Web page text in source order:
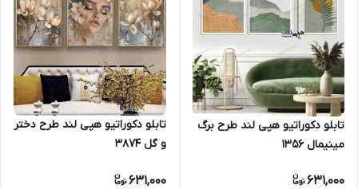
تابلو دکوراتیو هپی لند طرح برگ
مینیمال 1356
631,000
تابلو دکوراتیو هپی لند طرح دختر
و گل 3874
631,000